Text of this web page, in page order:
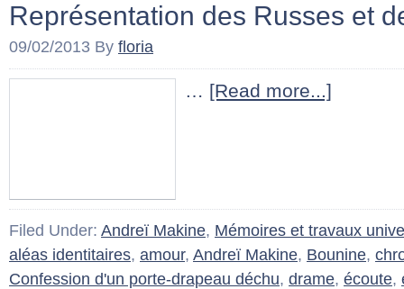
Représentation des Russes et
09/02/2013 By floria
… [Read more...]
Filed Under: Andreï Makine, Mémoires et travaux
aléas identitaires, amour, Andreï Makine, Bounine,
Confession d'un porte-drapeau déchu, drame, écoute,